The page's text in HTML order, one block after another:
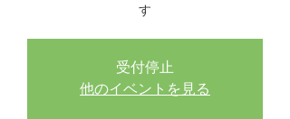
す
受付停止
他のイベントを見る